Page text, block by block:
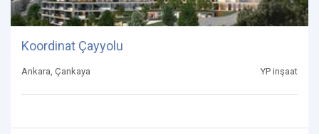
Koordinat Çayyolu
Ankara, Çankaya YP inşaat